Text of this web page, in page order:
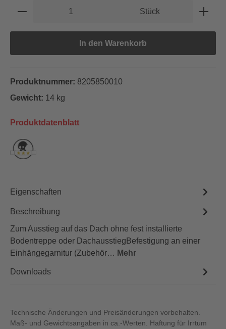
Produkt Anzahl: Gib den gewünschten
Stück
In den Warenkorb
Produktnummer: 8205850010
Gewicht: 14 kg
Produktdatenblatt
Eigenschaften
Beschreibung
Zum Ausstieg auf das Dach ohne fest installierte
Bodentreppe oder DachausstiegBefestigung an einer
Einhängegarnitur (Zubehör… Mehr
Downloads
Technische Änderungen und Preisänderungen vorbehalten.
Maß- und Gewichtsangaben in ca.-Werten. Haftung für Irrtum